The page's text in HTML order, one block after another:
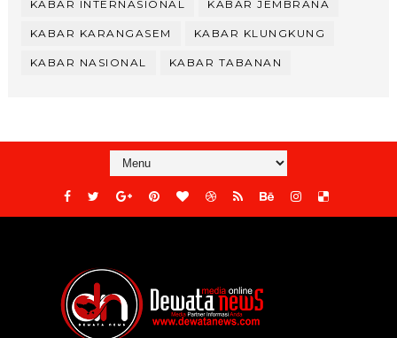
KABAR INTERNASIONAL KABAR JEMBRANA
KABAR KARANGASEM KABAR KLUNGKUNG
KABAR NASIONAL KABAR TABANAN